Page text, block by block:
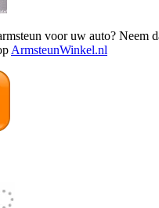
voor uw auto? Neem
ArmsteunWinkel.nl